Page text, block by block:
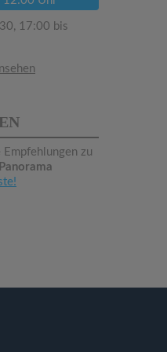
17:00 bis
Empfehlungen zu